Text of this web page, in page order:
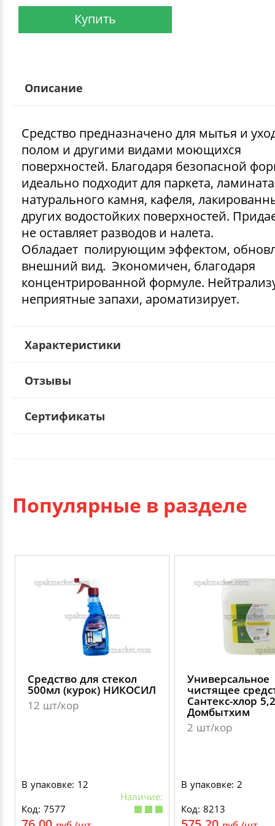
Купить
Описание
Средство предназначено для мытья и
полом и другими видами моющихся
поверхностей. Благодаря безопасной
идеально подходит для паркета,
натурального камня, кафеля,
других водостойких поверхностей.
не оставляет разводов и налета.
Обладает полирующим эффектом,
внешний вид. Экономичен, благодаря
концентрированной формуле.
неприятные запахи, ароматизирует.
Характеристики
Отзывы
Сертификаты
Популярные в разделе
Средство для стекол
500мл (курок) НИКОСИЛ
12 шт/кор
В упаковке: 12
Наличие:
Код: 7577
Универсальное
чистящее
Сантекс-хлор
Домбытхим
2 шт/кор
В упаковке: 2
Код: 8213